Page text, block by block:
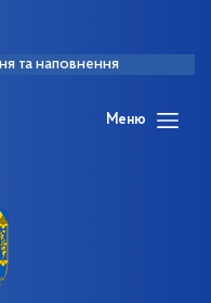
та наповнення
Меню